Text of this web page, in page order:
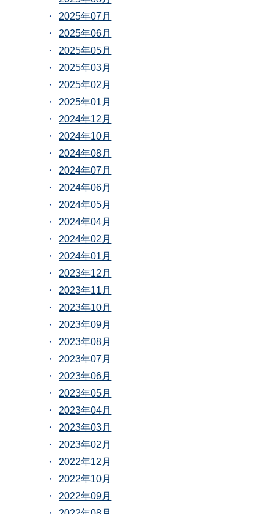
2025年07月
2025年06月
2025年05月
2025年03月
2025年02月
2025年01月
2024年12月
2024年10月
2024年08月
2024年07月
2024年06月
2024年05月
2024年04月
2024年02月
2024年01月
2023年12月
2023年11月
2023年10月
2023年09月
2023年08月
2023年07月
2023年06月
2023年05月
2023年04月
2023年03月
2023年02月
2022年12月
2022年10月
2022年09月